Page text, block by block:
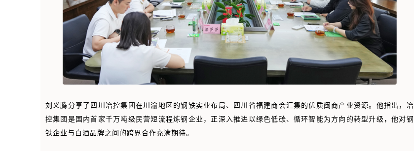
刘义腾分享了四川冶控集团在川渝地区的钢铁实业布局、四川省福建商会汇集的优质闽商产业资源。他指出，冶
控集团是国内首家千万吨级民营短流程炼钢企业，正深入推进以绿色低碳、循环智能为方向的转型升级，他对钢
铁企业与白酒品牌之间的跨界合作充满期待。